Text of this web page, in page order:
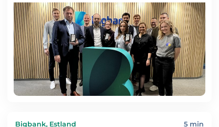
Bigbank, Estland 5 min